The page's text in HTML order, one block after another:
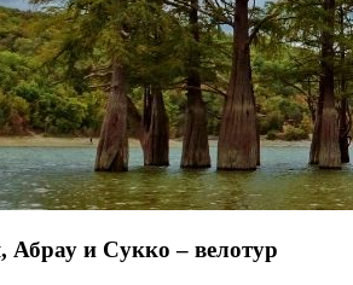
Абрау и Сукко – велотур